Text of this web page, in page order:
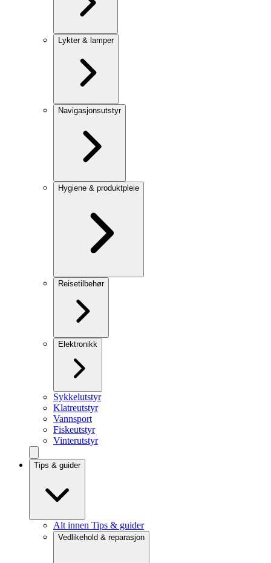
Lykter & lamper
Navigasjonsutstyr
Hygiene & produktpleie
Reisetilbehør
Elektronikk
Sykkelutstyr
Klatreutstyr
Vannsport
Fiskeutstyr
Vinterutstyr
Tips & guider
Alt innen Tips & guider
Vedlikehold & reparasjon